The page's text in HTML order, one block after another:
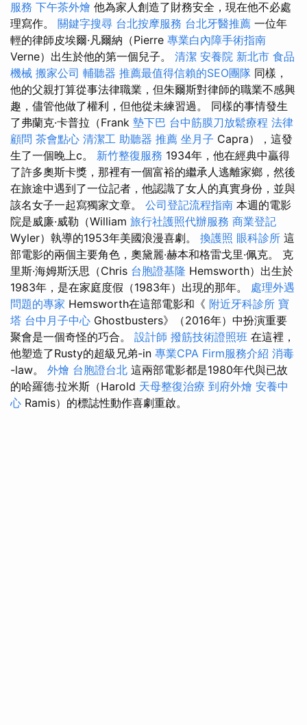
服務 下午茶外燴 他為家人創造了財務安全，現在他不必處
理寫作。 關鍵字搜尋 台北按摩服務 台北牙醫推薦 一位年
輕的律師皮埃爾·凡爾納（Pierre 專業白內障手術指南
Verne）出生於他的第一個兒子。 清潔 安養院 新北市 食品
機械 搬家公司 輔聽器 推薦最值得信賴的SEO團隊 同樣，
他的父親打算從事法律職業，但朱爾斯對律師的職業不感興
趣，儘管他做了權利，但他從未練習過。 同樣的事情發生
了弗蘭克·卡普拉（Frank 墊下巴 台中筋膜刀放鬆療程 法律
顧問 茶會點心 清潔工 助聽器 推薦 坐月子 Capra），這發
生了一個晚上c。 新竹整復服務 1934年，他在經典中贏得
了許多奧斯卡獎，那裡有一個富裕的繼承人逃離家鄉，然後
在旅途中遇到了一位記者，他認識了女人的真實身份，並與
該名女子一起寫獨家文章。 公司登記流程指南 本週的電影
院是威廉·威勒（William 旅行社護照代辦服務 商業登記
Wyler）執導的1953年美國浪漫喜劇。 換護照 眼科診所 這
部電影的兩個主要角色，奧黛麗·赫本和格雷戈里·佩克。 克
里斯·海姆斯沃思（Chris 台胞證基隆 Hemsworth）出生於
1983年，是在家庭度假（1983年）出現的那年。 處理外遇
問題的專家 Hemsworth在這部電影和《 附近牙科診所 寶
塔 台中月子中心 Ghostbusters》（2016年）中扮演重要
聚會是一個奇怪的巧合。 設計師 撥筋技術證照班 在這裡，
他塑造了Rusty的超級兄弟-in 專業CPA Firm服務介紹 消毒
-law。 外燴 台胞證台北 這兩部電影都是1980年代與已故
的哈羅德·拉米斯（Harold 天母整復治療 到府外燴 安養中
心 Ramis）的標誌性動作喜劇重啟。